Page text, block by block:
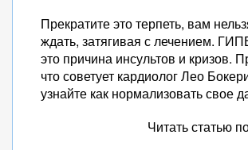
Прекратите это терпеть, вам
ждать, затягивая с лечением.
это причина инсультов и кризов.
что советует кардиолог Лео
узнайте как нормализовать свое
Читать статью